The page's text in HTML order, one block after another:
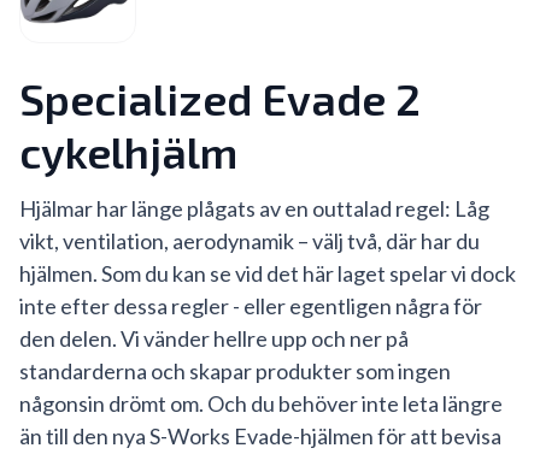
Specialized Evade 2
cykelhjälm
Hjälmar har länge plågats av en outtalad regel: Låg
vikt, ventilation, aerodynamik – välj två, där har du
hjälmen. Som du kan se vid det här laget spelar vi dock
inte efter dessa regler - eller egentligen några för
den delen. Vi vänder hellre upp och ner på
standarderna och skapar produkter som ingen
någonsin drömt om. Och du behöver inte leta längre
än till den nya S-Works Evade-hjälmen för att bevisa